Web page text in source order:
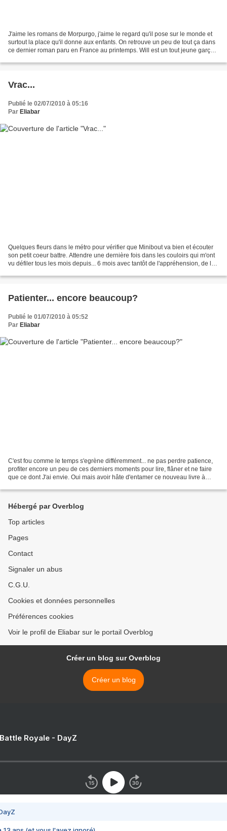
J'aime les romans de Morpurgo, j'aime le regard qu'il pose sur le monde et
surtout la place qu'il donne aux enfants. On retrouve un peu de tout ça dans
ce dernier roman paru en France au printemps. Will est un tout jeune garçon
Vrac...
Publié le 02/07/2010 à 05:16
Par Eliabar
Quelques fleurs dans le métro pour vérifier que Minibout va bien et écouter
son petit coeur battre. Attendre une dernière fois dans les couloirs qui m'ont
vu défiler tous les mois depuis... 6 mois avec tantôt de l'appréhension, de la
Patienter... encore beaucoup?
Publié le 01/07/2010 à 05:52
Par Eliabar
C'est fou comme le temps s'egrène différemment... ne pas perdre patience,
profiter encore un peu de ces derniers moments pour lire, flâner et ne faire
que ce dont J'ai envie. Oui mais avoir hâte d'entamer ce nouveau livre à
Hébergé par Overblog
Top articles
Pages
Contact
Signaler un abus
C.G.U.
Cookies et données personnelles
Préférences cookies
Voir le profil de Eliabar sur le portail Overblog
Créer un blog sur Overblog
Créer un blog
Royale - DayZ